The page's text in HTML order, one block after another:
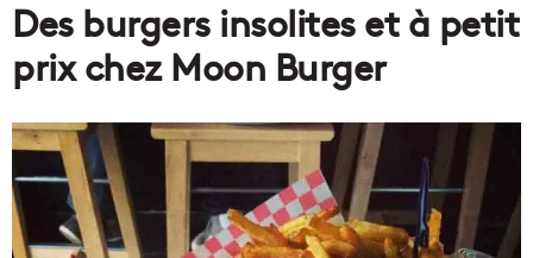
Des burgers insolites et à petit
prix chez Moon Burger